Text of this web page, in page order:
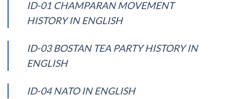
ID-01 CHAMPARAN MOVEMENT
HISTORY IN ENGLISH
ID-03 BOSTAN TEA PARTY HISTORY IN
ENGLISH
ID-04 NATO IN ENGLISH